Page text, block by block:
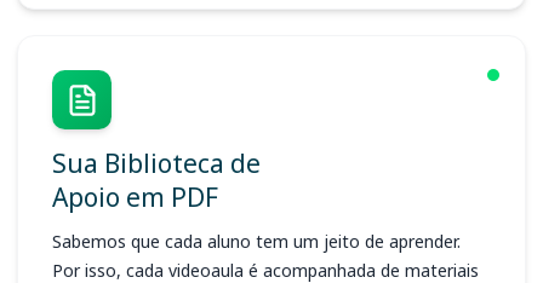
Sua Biblioteca de
Apoio em PDF
Sabemos que cada aluno tem um jeito de aprender.
Por isso, cada videoaula é acompanhada de materiais